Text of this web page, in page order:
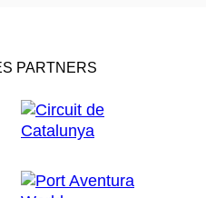
PARTNERS